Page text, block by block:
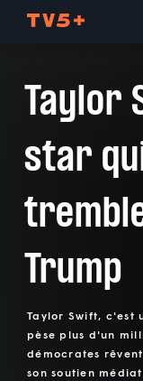
Taylor
star
Trump
Taylor Swift, c'est
pèse plus d'un
démocrates
son soutien